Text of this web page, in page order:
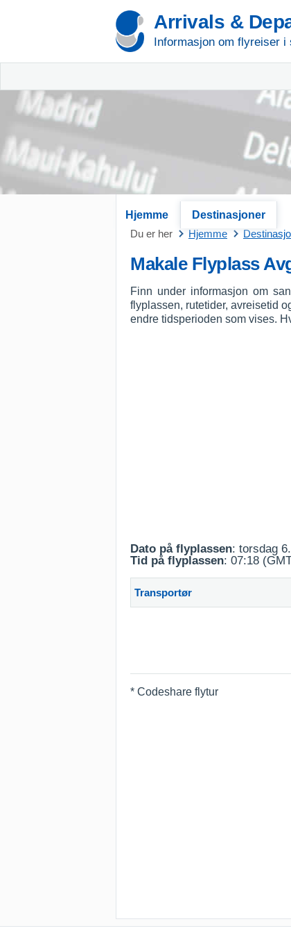
Arrivals &
Informasjon om flyreiser i
Hjemme
Destinasjoner
Du er her
Hjemme
Makale Flyplass
Finn under informasjon om
flyplassen, rutetider, avreisetid
endre tidsperioden som vises.
Dato på flyplassen: torsdag
Tid på flyplassen: 07:18
Transportør
* Codeshare flytur